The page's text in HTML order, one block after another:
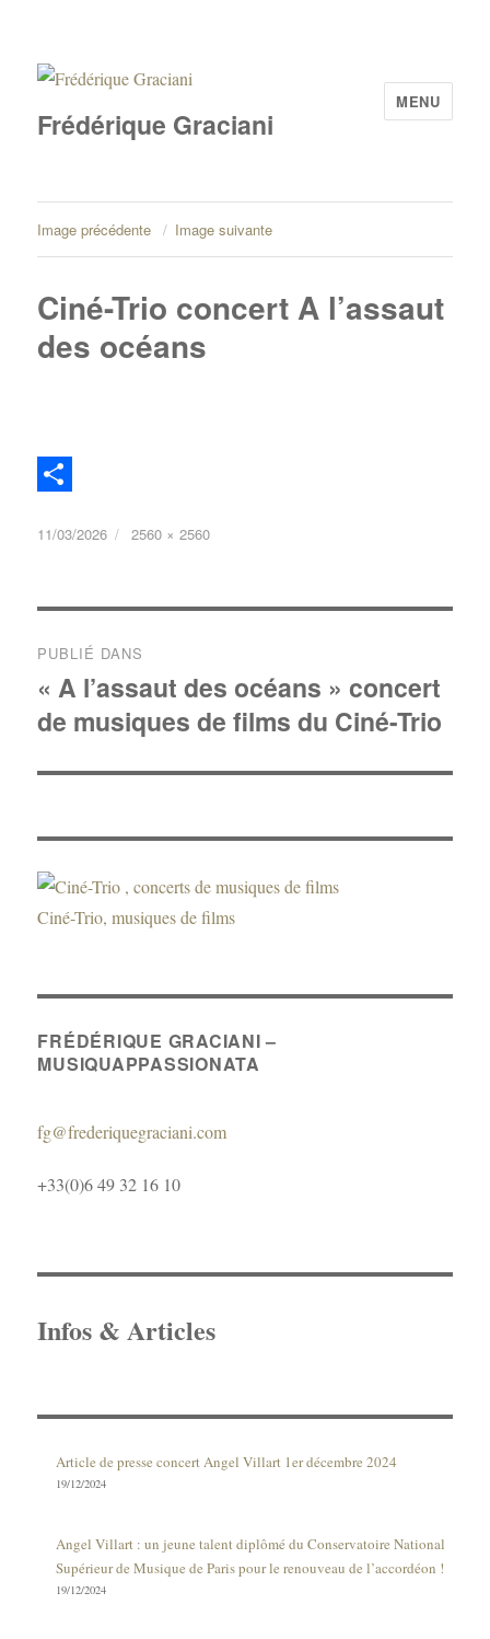
Frédérique Graciani
MENU
Image précédente Image suivante
Ciné-Trio concert A l’assaut
des océans
a
t
a
g
e
11/03/2026 2560 × 2560
PUBLIÉ DANS
« A l’assaut des océans » concert
de musiques de films du Ciné-Trio
Ciné-Trio, musiques de films
FRÉDÉRIQUE GRACIANI –
MUSIQUAPPASSIONATA
fg@frederiquegraciani.com
+33(0)6 49 32 16 10
Infos & Articles
Article de presse concert Angel Villart 1er décembre 2024
19/12/2024
Angel Villart : un jeune talent diplômé du Conservatoire National
Supérieur de Musique de Paris pour le renouveau de l’accordéon !
19/12/2024